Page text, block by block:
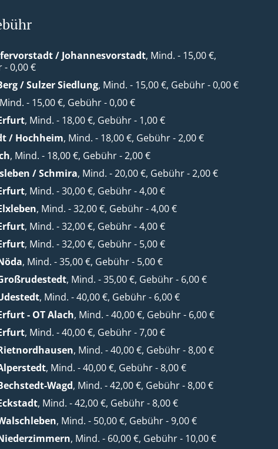
/ Johannesvorstadt, Mind. - 15,00 €,
- 0,00 €
/ Sulzer Siedlung, Mind. - 15,00 €, Gebühr - 0,00 €
- 15,00 €, Gebühr - 0,00 €
, Mind. - 18,00 €, Gebühr - 1,00 €
/ Hochheim, Mind. - 18,00 €, Gebühr - 2,00 €
, Mind. - 18,00 €, Gebühr - 2,00 €
/ Schmira, Mind. - 20,00 €, Gebühr - 2,00 €
, Mind. - 30,00 €, Gebühr - 4,00 €
, Mind. - 32,00 €, Gebühr - 4,00 €
, Mind. - 32,00 €, Gebühr - 4,00 €
, Mind. - 32,00 €, Gebühr - 5,00 €
, Mind. - 35,00 €, Gebühr - 5,00 €
, Mind. - 35,00 €, Gebühr - 6,00 €
, Mind. - 40,00 €, Gebühr - 6,00 €
- OT Alach, Mind. - 40,00 €, Gebühr - 6,00 €
, Mind. - 40,00 €, Gebühr - 7,00 €
, Mind. - 40,00 €, Gebühr - 8,00 €
, Mind. - 40,00 €, Gebühr - 8,00 €
Wagd, Mind. - 42,00 €, Gebühr - 8,00 €
, Mind. - 42,00 €, Gebühr - 8,00 €
, Mind. - 50,00 €, Gebühr - 9,00 €
, Mind. - 60,00 €, Gebühr - 10,00 €